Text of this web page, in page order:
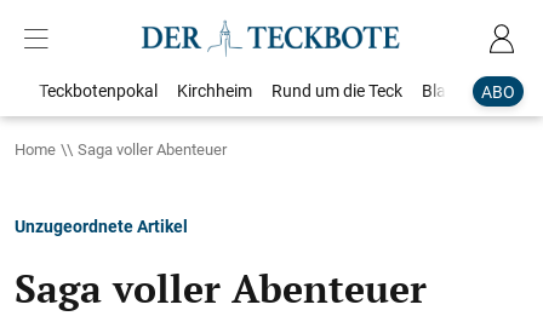
ABO
Teckbotenpokal Kirchheim Rund um die Teck Blaulicht
Home Saga voller Abenteuer
Unzugeordnete Artikel
Saga voller Abenteuer